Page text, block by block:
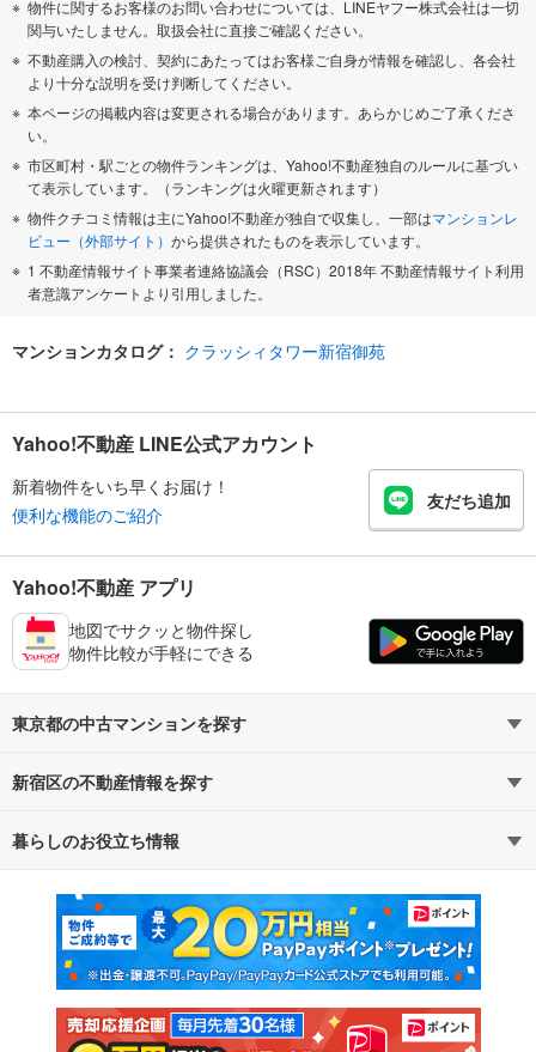
物件に関するお客様のお問い合わせについては、LINEヤフー株式会社は一切
関与いたしません。取扱会社に直接ご確認ください。
不動産購入の検討、契約にあたってはお客様ご自身が情報を確認し、各会社
より十分な説明を受け判断してください。
本ページの掲載内容は変更される場合があります。あらかじめご了承くださ
い。
市区町村・駅ごとの物件ランキングは、Yahoo!不動産独自のルールに基づい
て表示しています。（ランキングは火曜更新されます）
物件クチコミ情報は主にYahoo!不動産が独自で収集し、一部はマンションレ
ビュー（外部サイト） から提供されたものを表示しています。
1 不動産情報サイト事業者連絡協議会（RSC）2018年 不動産情報サイト利用
者意識アンケートより引用しました。
マンションカタログ： クラッシィタワー新宿御苑
Yahoo!不動産 LINE公式アカウント
新着物件をいち早くお届け！
便利な機能のご紹介
友だち追加
Yahoo!不動産 アプリ
地図でサクッと物件探し
物件比較が手軽にできる
東京都の中古マンションを探す
路線・駅から探す
通勤・通学時間から探す
新宿区の不動産情報を探す
不動産・住宅
新築マンション 中古マンション
新築一戸建て 中古一戸建て
注文住宅 土地
暮らしのお役立ち情報
マンションカタログ 教えて！住まいの先生